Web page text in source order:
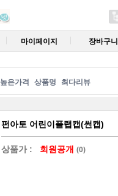
마이페이지 장바구니
높은가격 상품명 최다리뷰
펀아토 어린이플랩캡(썬캡)
상품가 : 회원공개 (0)